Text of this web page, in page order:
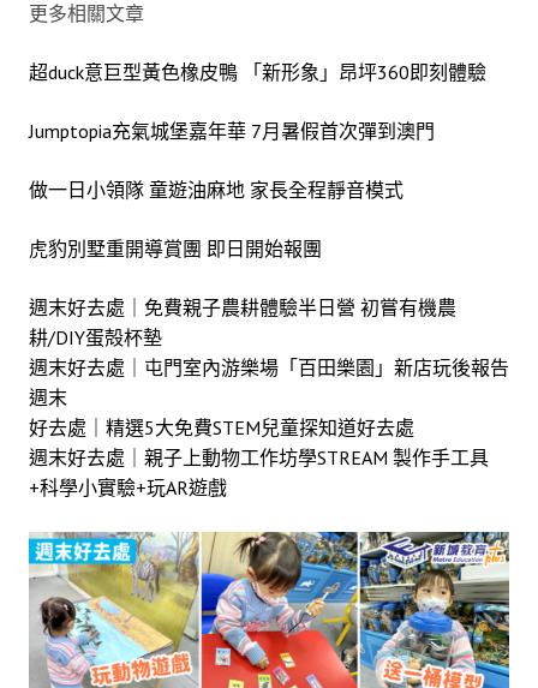
更多相關文章
超duck意巨型黃色橡皮鴨 「新形象」昂坪360即刻體驗
Jumptopia充氣城堡嘉年華 7月暑假首次彈到澳門
做一日小領隊 童遊油麻地 家長全程靜音模式
虎豹別墅重開導賞團 即日開始報團
週末好去處｜ 免費親子農耕體驗半日營 初嘗有機農
耕/DIY蛋殻杯墊
週末好去處｜屯門室內游樂場「百田樂園」新店玩後報告
週末
好去處｜精選5大免費STEM兒童探知道好去處
週末好去處｜親子上動物工作坊學STREAM 製作手工具
+科學小實驗+玩AR遊戲